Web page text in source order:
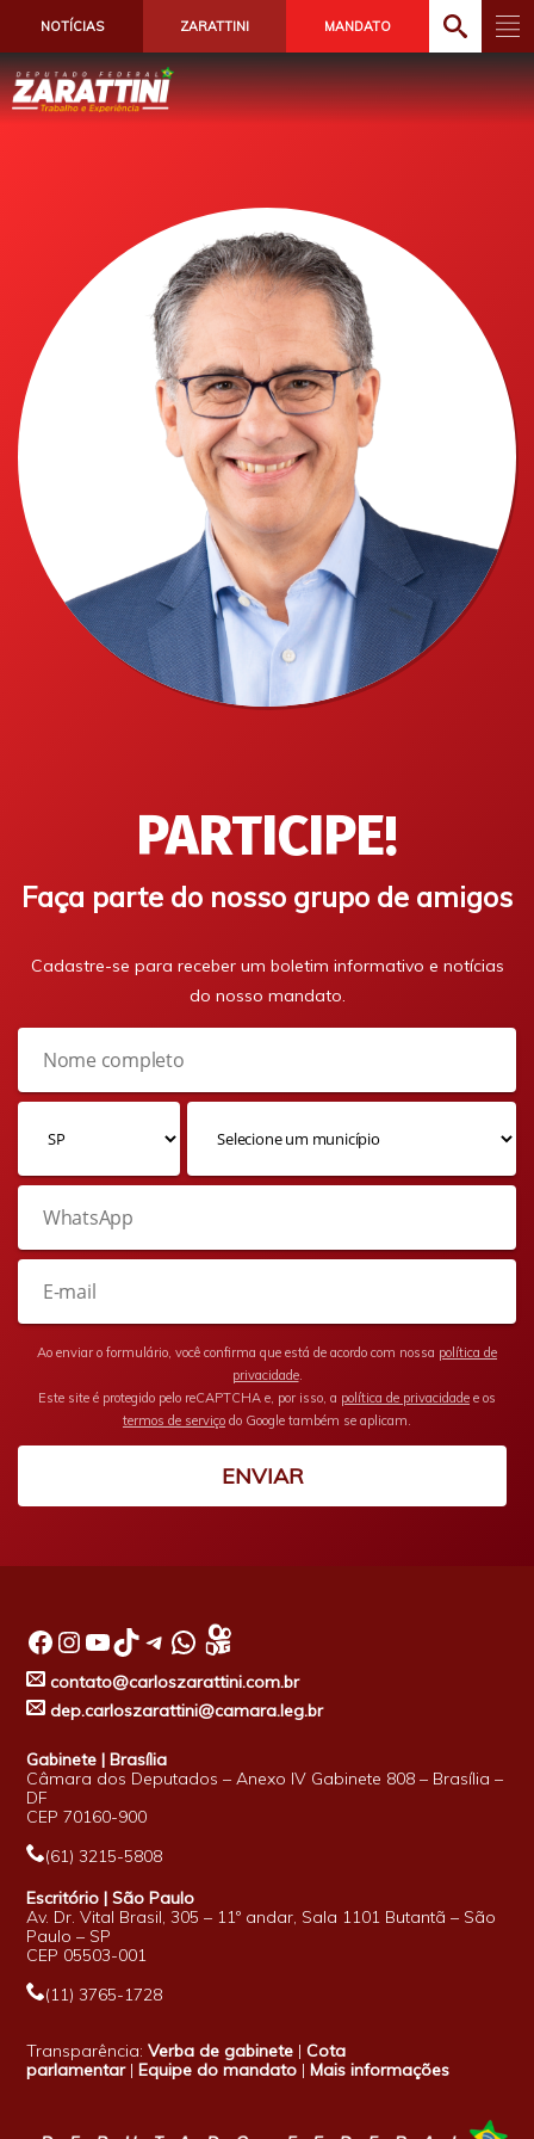
NOTÍCIAS ZARATTINI MANDATO
PARTICIPE!
Faça parte do nosso grupo de amigos
Cadastre-se para receber um boletim informativo e notícias
do nosso mandato.
Ao enviar o formulário, você confirma que está de acordo com nossa política de
privacidade.
Este site é protegido pelo reCAPTCHA e, por isso, a política de privacidade e os
termos de serviço do Google também se aplicam.
ENVIAR
Facebook InstagramYoutube TikTok Telegram WhatsApp
contato@carloszarattini.com.br
dep.carloszarattini@camara.leg.br
Gabinete | Brasília
Câmara dos Deputados – Anexo IV Gabinete 808 – Brasília –
DF
CEP 70160-900
(61) 3215-5808
Escritório | São Paulo
Av. Dr. Vital Brasil, 305 – 11º andar, Sala 1101 Butantã – São
Paulo – SP
CEP 05503-001
(11) 3765-1728
Transparência:Verba de gabinete |Cota
parlamentar|Equipe do mandato |Mais informações